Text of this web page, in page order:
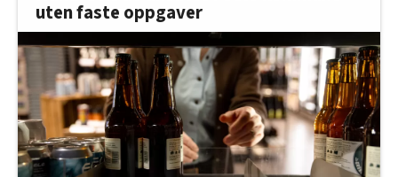
uten faste oppgaver